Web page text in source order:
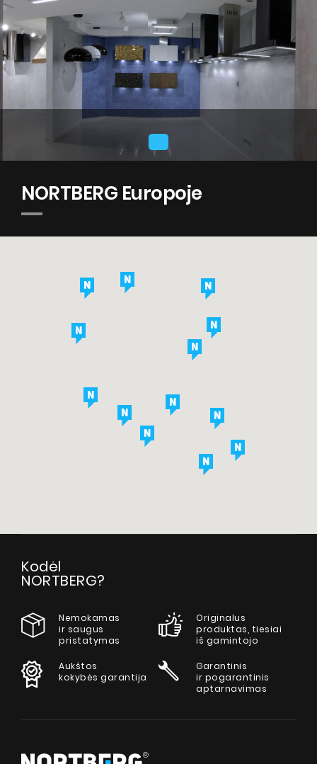
Produktai
Akcijos
Kontaktai
Patarimai
Servisas
Instrukcijos
NORTBERG Europoje
Kodėl
NORTBERG?
Nemokamas
ir saugus
pristatymas
Originalus
produktas, tiesiai
iš gamintojo
Aukštos
kokybės garantija
Garantinis
ir pogarantinis
aptarnavimas